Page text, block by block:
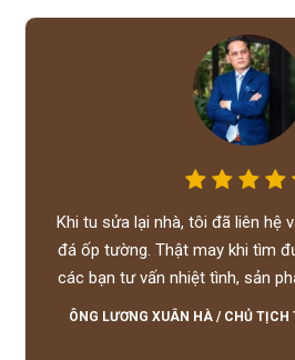
Khi tu sửa lại nhà, tôi đã liên hệ
đá ốp tường. Thật may khi tìm
các bạn tư vấn nhiệt tình, sản
lượng tốt, giá hợp lý, hỗ
ÔNG LƯƠNG XUÂN HÀ / CHỦ TỊCH